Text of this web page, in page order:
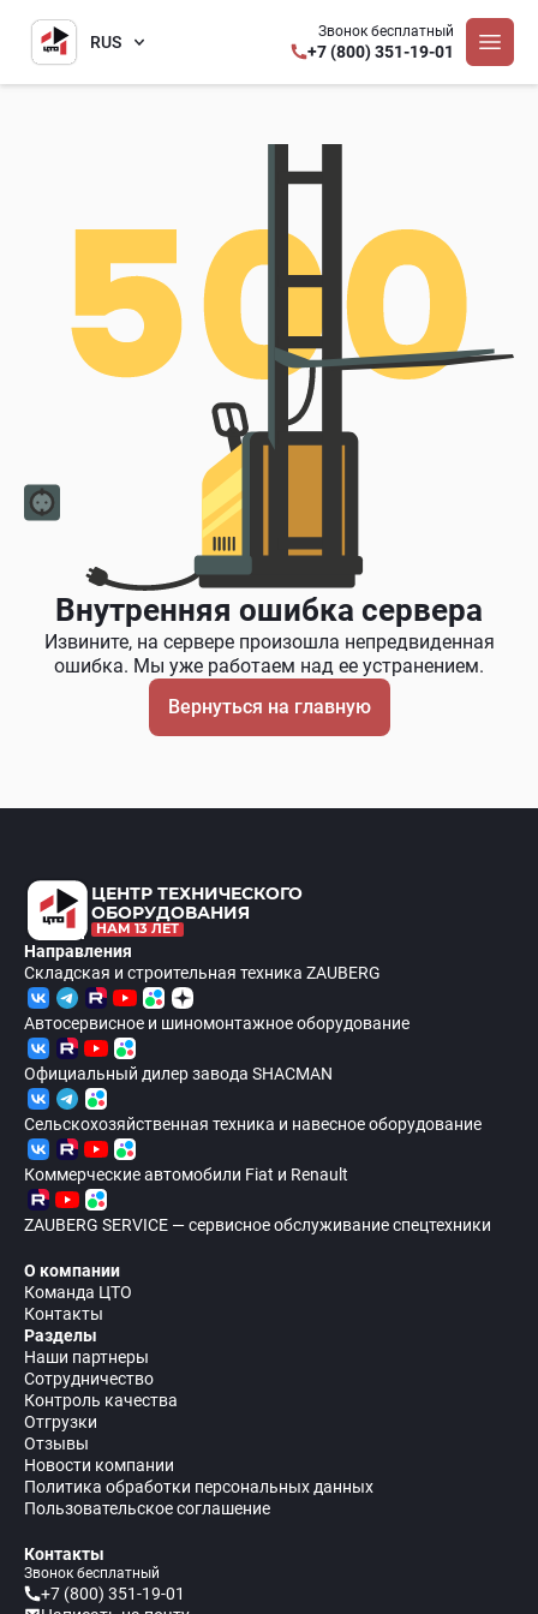
Звонок бесплатный
+7 (800) 351-19-01
RUS
Внутренняя ошибка сервера
Извините, на сервере произошла непредвиденная
ошибка. Мы уже работаем над ее устранением.
Вернуться на главную
ЦЕНТР ТЕХНИЧЕСКОГО
ОБОРУДОВАНИЯ
НАМ 13 ЛЕТ
Направления
Складская и строительная техника ZAUBERG
Автосервисное и шиномонтажное оборудование
Официальный дилер завода SHACMAN
Сельскохозяйственная техника и навесное оборудование
Коммерческие автомобили Fiat и Renault
ZAUBERG SERVICE — сервисное обслуживание спецтехники
О компании
Команда ЦТО
Контакты
Разделы
Наши партнеры
Сотрудничество
Контроль качества
Отгрузки
Отзывы
Новости компании
Политика обработки персональных данных
Пользовательское соглашение
Контакты
Звонок бесплатный
+7 (800) 351-19-01